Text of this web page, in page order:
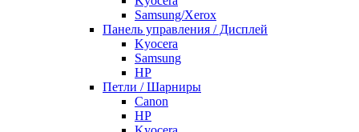
Samsung/Xerox
Панель управления / Дисплей
Kyocera
Samsung
НР
Петли / Шарниры
Canon
HP